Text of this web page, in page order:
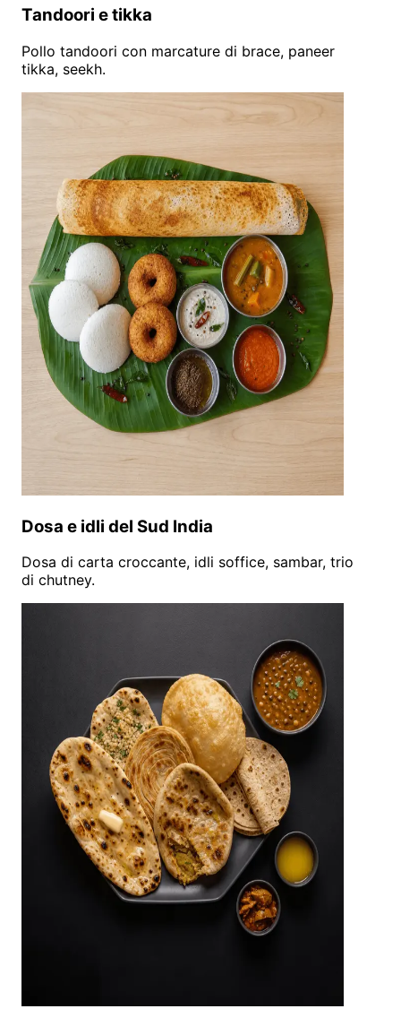
Tandoori e tikka
Pollo tandoori con marcature di brace, paneer
tikka, seekh.
Dosa e idli del Sud India
Dosa di carta croccante, idli soffice, sambar, trio
di chutney.